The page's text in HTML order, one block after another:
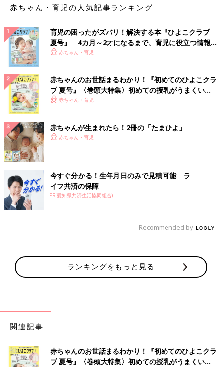
赤ちゃん・育児の人気記事ランキング
育児の困ったがズバリ！解決する本『ひよこクラブ
夏号』 4カ月～2才になるまで、育児に役立つ情報が
いっぱい！
赤ちゃん・育児
赤ちゃんのお世話まるわかり！『初めてのひよこクラ
ブ 夏号』〈巻頭大特集〉初めての授乳がうまくい
く！ おっぱい・ミルクの基本と夏のトラブル 解決テ
赤ちゃん・育児
赤ちゃんが生まれたら！2冊の「たまひよ」
赤ちゃん・育児
今すぐ分かる！生年月日のみで見積可能 ラ
イフ共済の保障
PR(愛知県共済生活協同組合)
Recommended by
ランキングをもっと見る
関連記事
赤ちゃんのお世話まるわかり！『初めてのひよこクラ
ブ 夏号』〈巻頭大特集〉初めての授乳がうまくい